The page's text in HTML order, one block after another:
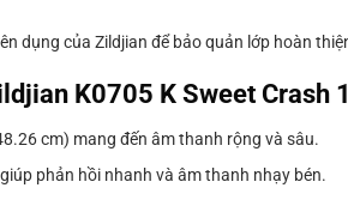
dụng của Zildjian để bảo quản lớp hoàn
K0705 K Sweet Crash
cm) mang đến âm thanh rộng và sâu.
phản hồi nhanh và âm thanh nhạy bén.